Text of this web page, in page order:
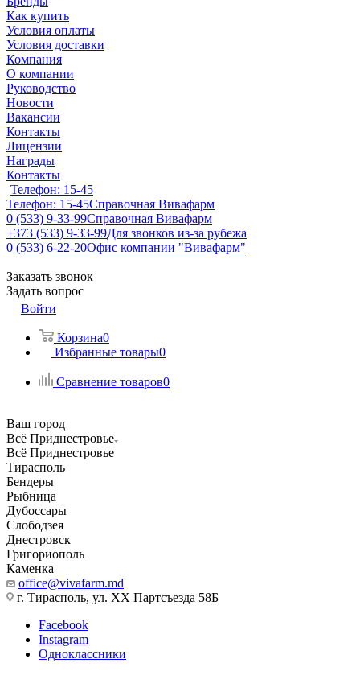
Как купить
Условия оплаты
Условия доставки
Компания
О компании
Руководство
Новости
Вакансии
Контакты
Лицензии
Награды
Контакты
Телефон: 15-45
Телефон: 15-45Справочная Вивафарм
0 (533) 9-33-99Справочная Вивафарм
+373 (533) 9-33-99Для звонков из-за рубежа
0 (533) 6-22-20Офис компании "Вивафарм"
Заказать звонок
Задать вопрос
Войти
Корзина0
Избранные товары0
Сравнение товаров0
Ваш город
Всё Приднестровье
Всё Приднестровье
Тирасполь
Бендеры
Рыбница
Дубоссары
Слободзея
Днестровск
Григориополь
Каменка
office@vivafarm.md
г. Тирасполь, ул. ХХ Партсъезда 58Б
Facebook
Instagram
Одноклассники